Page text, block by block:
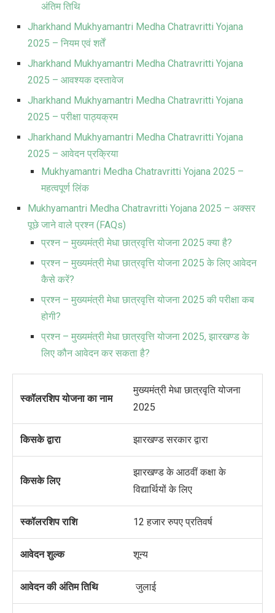
अंतिम तिथि
Jharkhand Mukhyamantri Medha Chatravritti Yojana
2025 – नियम एवं शर्तें
Jharkhand Mukhyamantri Medha Chatravritti Yojana
2025 – आवश्यक दस्तावेज
Jharkhand Mukhyamantri Medha Chatravritti Yojana
2025 – परीक्षा पाठ्यक्रम
Jharkhand Mukhyamantri Medha Chatravritti Yojana
2025 – आवेदन प्रक्रिया
Mukhyamantri Medha Chatravritti Yojana 2025 –
महत्वपूर्ण लिंक
Mukhyamantri Medha Chatravritti Yojana 2025 – अक्सर
पूछे जाने वाले प्रश्न (FAQs)
प्रश्न – मुख्यमंत्री मेधा छात्रवृत्ति योजना 2025 क्या है?
प्रश्न – मुख्यमंत्री मेधा छात्रवृत्ति योजना 2025 के लिए आवेदन
कैसे करें?
प्रश्न – मुख्यमंत्री मेधा छात्रवृत्ति योजना 2025 की परीक्षा कब
होगी?
प्रश्न – मुख्यमंत्री मेधा छात्रवृत्ति योजना 2025, झारखण्ड के
लिए कौन आवेदन कर सकता है?
स्कॉलरशिप योजना का नाम
मुख्यमंत्री मेधा छात्रवृति योजना
2025
किसके द्वारा झारखण्ड सरकार द्वारा
किसके लिए
झारखण्ड के आठवीं कक्षा के
विद्यार्थियों के लिए
स्कॉलरशिप राशि 12हजार रुपए प्रतिवर्ष
आवेदन शुल्क शून्य
आवेदन की अंतिम तिथि जुलाई